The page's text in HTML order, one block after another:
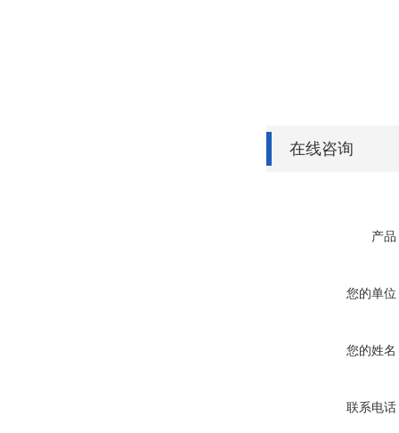
在线咨询
产品
您的单位
您的姓名
联系电话